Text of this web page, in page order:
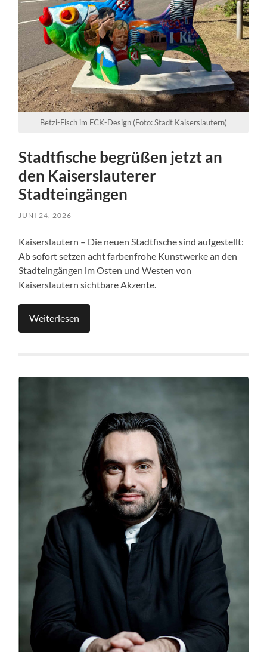
Betzi-Fisch im FCK-Design (Foto: Stadt Kaiserslautern)
Stadtfische begrüßen jetzt an
den Kaiserslauterer
Stadteingängen
JUNI 24, 2026
Kaiserslautern – Die neuen Stadtfische sind aufgestellt:
Ab sofort setzen acht farbenfrohe Kunstwerke an den
Stadteingängen im Osten und Westen von
Kaiserslautern sichtbare Akzente.
Weiterlesen